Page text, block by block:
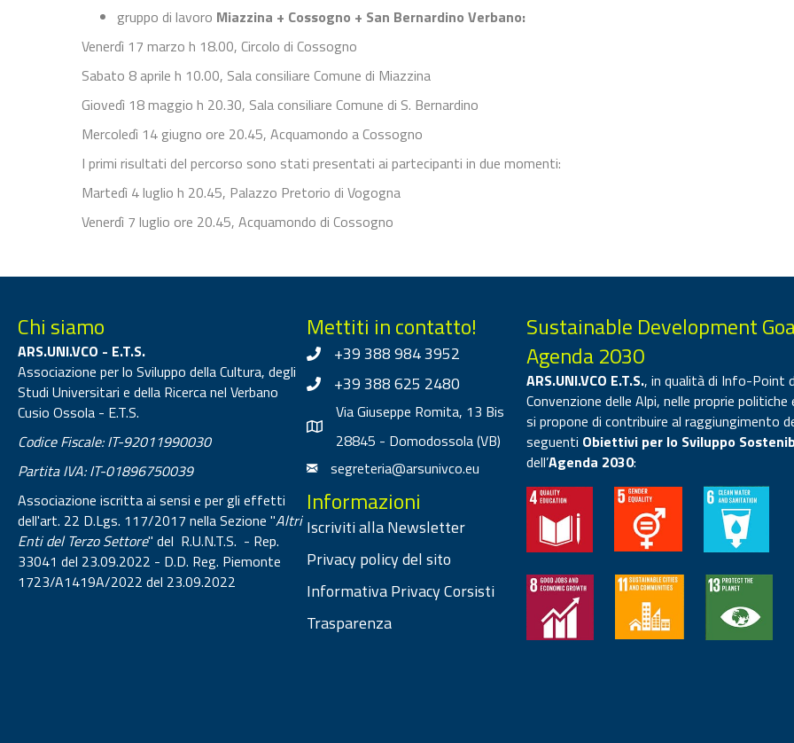
gruppo di lavoro Miazzina + Cossogno + San Bernardino Verbano:
Venerdì 17 marzo h 18.00, Circolo di Cossogno
Sabato 8 aprile h 10.00, Sala consiliare Comune di Miazzina
Giovedì 18 maggio h 20.30, Sala consiliare Comune di S. Bernardino
Mercoledì 14 giugno ore 20.45, Acquamondo a Cossogno
I primi risultati del percorso sono stati presentati ai partecipanti in due momenti:
Martedì 4 luglio h 20.45, Palazzo Pretorio di Vogogna
Venerdì 7 luglio ore 20.45, Acquamondo di Cossogno
Chi siamo
ARS.UNI.VCO - E.T.S.
Associazione per lo Sviluppo della Cultura, degli
Studi Universitari e della Ricerca nel Verbano
Cusio Ossola - E.T.S.
Codice Fiscale: IT-92011990030
Partita IVA: IT-01896750039
Associazione iscritta ai sensi e per gli effetti
dell'art. 22 D.Lgs. 117/2017 nella Sezione "Altri
Enti del Terzo Settore" del R.U.N.T.S. - Rep.
33041 del 23.09.2022 - D.D. Reg. Piemonte
1723/A1419A/2022 del 23.09.2022
Mettiti in contatto!
+39 388 984 3952
+39 388 625 2480
Via Giuseppe Romita, 13 Bis
28845 - Domodossola (VB)
segreteria@arsunivco.eu
Informazioni
Iscriviti alla Newsletter
Privacy policy del sito
Informativa Privacy Corsisti
Trasparenza
Sustainable Development
Agenda 2030
ARS.UNI.VCO E.T.S., in qualità di Info-Point
Convenzione delle Alpi, nelle proprie
si propone di contribuire al raggiungimento
seguenti Obiettivi per lo Sviluppo
dell’Agenda 2030: